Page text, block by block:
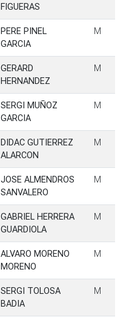
FIGUERAS
PERE PINEL
GARCIA
M
GERARD
HERNANDEZ
M
SERGI MUÑOZ
GARCIA
M
DIDAC GUTIERREZ
ALARCON
M
JOSE ALMENDROS
SANVALERO
M
GABRIEL HERRERA
GUARDIOLA
M
ALVARO MORENO
MORENO
M
SERGI TOLOSA
BADIA
M